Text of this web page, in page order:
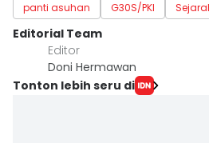
panti asuhan G30S/PKI
Editorial Team
Editor
Doni Hermawan
Tonton lebih seru di